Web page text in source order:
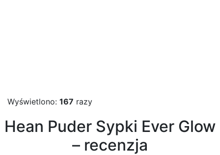
Wyświetlono: 167 razy
Hean Puder Sypki Ever Glow
– recenzja